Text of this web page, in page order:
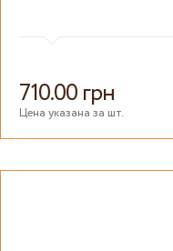
710.00 грн
Цена указана за шт.